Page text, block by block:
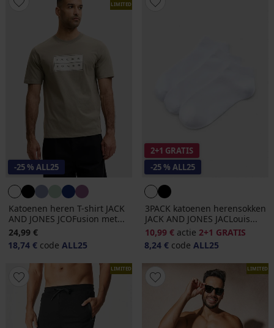
LIMITED
-25 % ALL25
Katoenen heren T-shirt JACK
AND JONES JCOFusion met...
24,99 €
18,74 € code ALL25
2+1 GRATIS
-25 % ALL25
3PACK katoenen herensokken
JACK AND JONES JACLouis...
10,99 € actie 2+1 GRATIS
8,24 € code ALL25
LIMITED LIMITED